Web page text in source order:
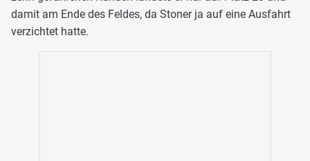
damit am Ende des Feldes, da Stoner ja auf eine Ausfahrt
verzichtet hatte.